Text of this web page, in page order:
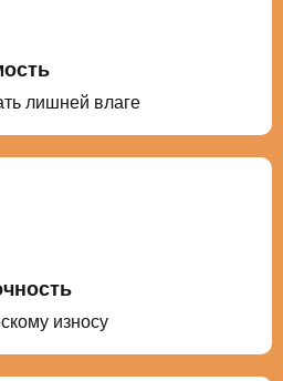
лишней влаге
износу